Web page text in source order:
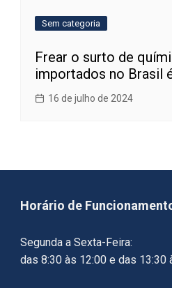
Sem categoria
Frear o surto de
importados no Brasil
16 de julho de 2024
Horário de
Segunda a Sexta-Feira:
das 8:30 às 12:00 e das 13:30